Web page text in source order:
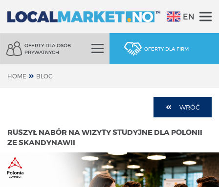
EN
OFERTY DLA OSÓB
PRYWATNYCH
OFERTY DLA FIRM
HOME BLOG
WRÓĆ
RUSZYŁ NABÓR NA WIZYTY STUDYJNE DLA POLONII
ZE SKANDYNAWII